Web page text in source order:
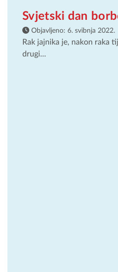
Svjetski dan
Objavljeno: 6. svibnja 2022.
Rak jajnika je, nakon raka
drugi...